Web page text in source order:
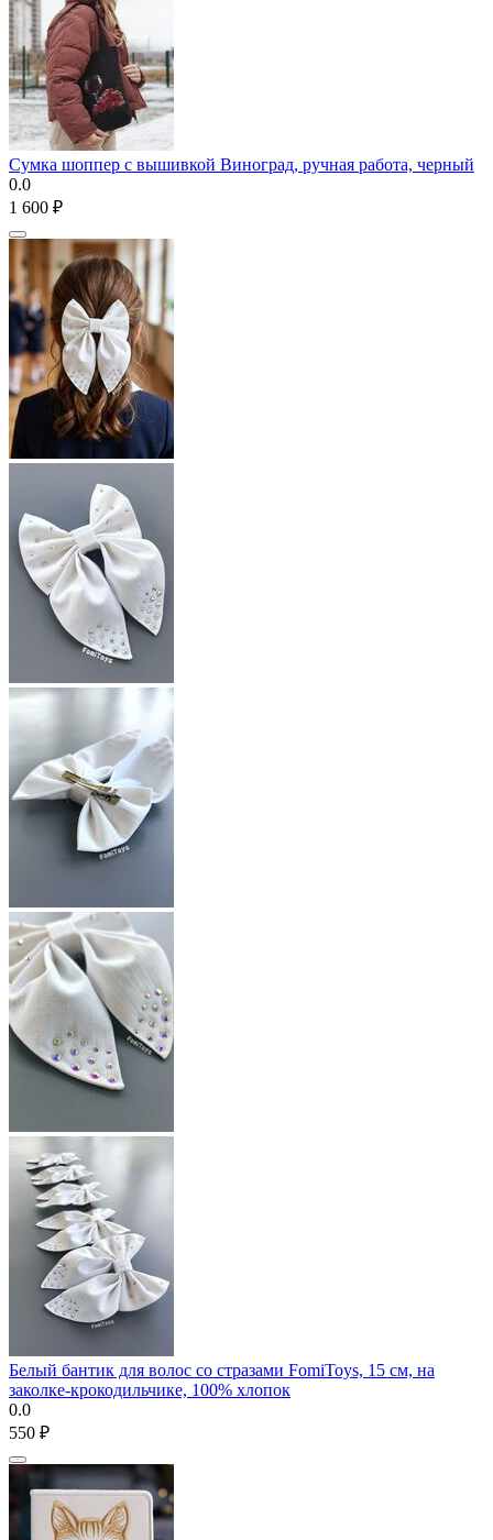
Сумка шоппер с вышивкой Виноград, ручная работа, черный
0.0
1 600 ₽
Белый бантик для волос со стразами FomiToys, 15 см, на
заколке-крокодильчике, 100% хлопок
0.0
‍550‍ ₽